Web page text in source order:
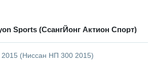
Sports (СсангЙонг Актион Спорт)